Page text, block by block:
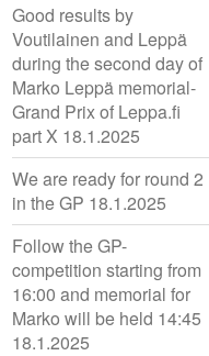
Good results by
Voutilainen and Leppä
during the second day of
Marko Leppä memorial-
Grand Prix of Leppa.fi
part X 18.1.2025
We are ready for round 2
in the GP 18.1.2025
Follow the GP-
competition starting from
16:00 and memorial for
Marko will be held 14:45
18.1.2025